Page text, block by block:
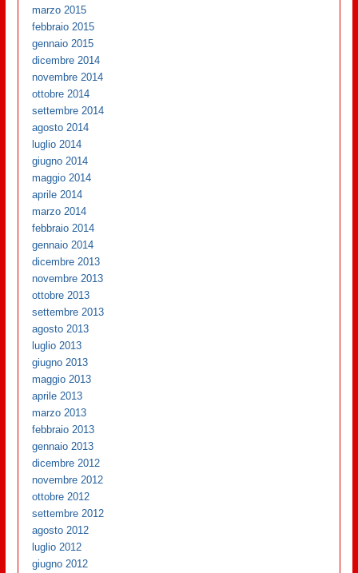
marzo 2015
febbraio 2015
gennaio 2015
dicembre 2014
novembre 2014
ottobre 2014
settembre 2014
agosto 2014
luglio 2014
giugno 2014
maggio 2014
aprile 2014
marzo 2014
febbraio 2014
gennaio 2014
dicembre 2013
novembre 2013
ottobre 2013
settembre 2013
agosto 2013
luglio 2013
giugno 2013
maggio 2013
aprile 2013
marzo 2013
febbraio 2013
gennaio 2013
dicembre 2012
novembre 2012
ottobre 2012
settembre 2012
agosto 2012
luglio 2012
giugno 2012